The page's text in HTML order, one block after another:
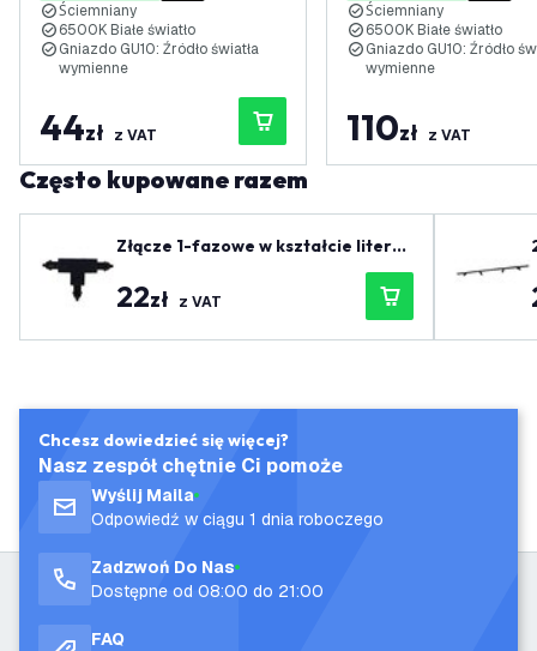
Ściemniany
6500K Białe światło
Gniazdo GU10: Źródło światła
wymienne
44zł z VAT
Ściemniany
6500K Białe światło
Gniazdo GU10: Źródło
wymienne
110zł z VAT
Często kupowane razem
Złącze 1-fazowe w kształcie litery
22zł z VAT
Chcesz dowiedzieć się więcej?
Nasz zespół chętnie Ci pomoże
Wyślij Maila
Odpowiedź w ciągu 1 dnia roboczego
Zadzwoń Do Nas
Dostępne od 08:00 do 21:00
FAQ